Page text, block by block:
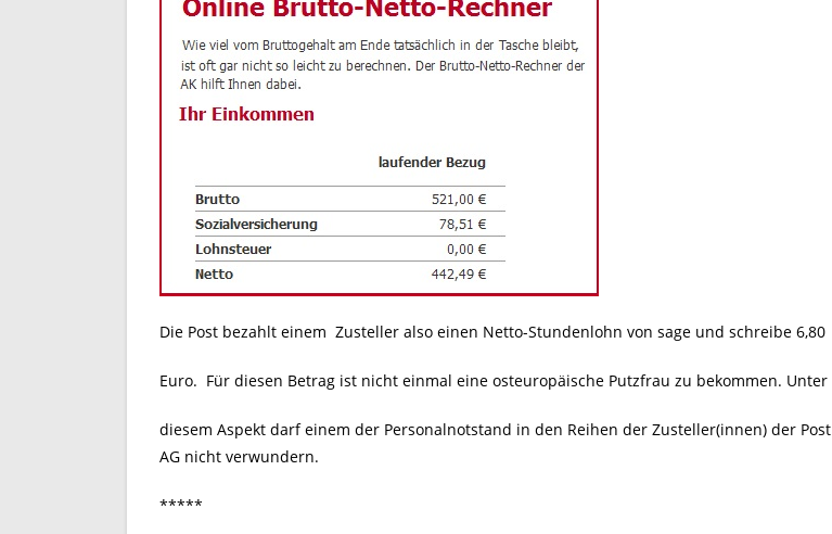
Die Post bezahlt einem Zusteller also einen Netto-Stundenlohn von sage und schreibe 6,80
Euro. Für diesen Betrag ist nicht einmal eine osteuropäische Putzfrau zu bekommen. Unter
diesem Aspekt darf einem der Personalnotstand in den Reihen der Zusteller(innen) der Post
AG nicht verwundern.
*****